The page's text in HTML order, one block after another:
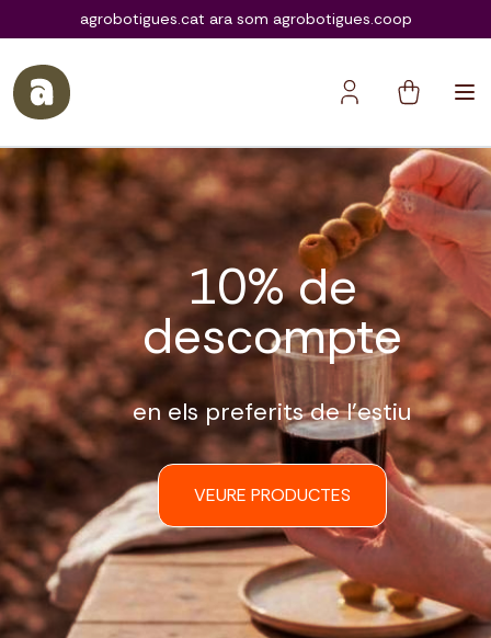
agrobotigues.coop
agrobotigues.cat ara som agrobotigues.coop
10% de
descompte
en els preferits de l’estiu
VEURE PRODUCTES